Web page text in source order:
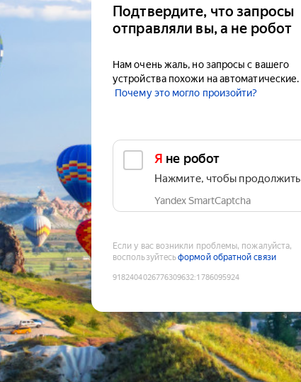
Подтвердите, что запросы
отправляли вы, а не робот
Нам очень жаль, но запросы с вашего
устройства похожи на автоматические.
Почему это могло произойти?
Я не робот
Нажмите, чтобы продолжить
Yandex SmartCaptcha
Если у вас возникли проблемы, пожалуйста,
воспользуйтесьформой обратной связи
9182404026776309632:1786095924